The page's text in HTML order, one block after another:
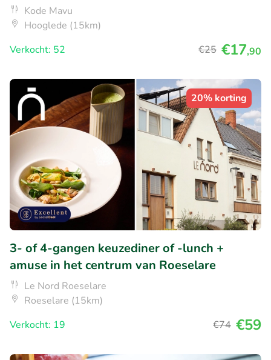
Kode Mavu
Hooglede (15km)
Verkocht: 52
€25 €17,90
20% korting
3- of 4-gangen keuzediner of -lunch +
amuse in het centrum van Roeselare
Le Nord Roeselare
Roeselare (15km)
Verkocht: 19
€74 €59